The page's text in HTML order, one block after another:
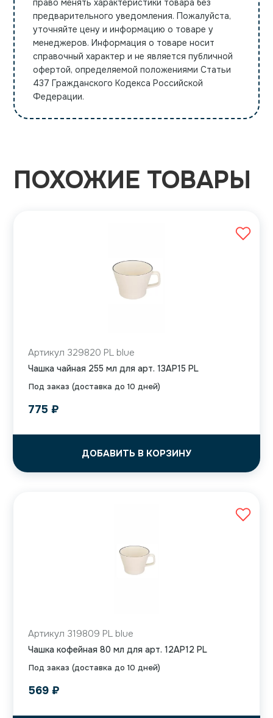
право менять характеристики товара без
предварительного уведомления. Пожалуйста,
уточняйте цену и информацию о товаре у
менеджеров. Информация о товаре носит
справочный характер и не является публичной
офертой, определяемой положениями Статьи
437 Гражданского Кодекса Российской
Федерации.
ПОХОЖИЕ ТОВАРЫ
Под заказ (доставка до 10 дней)
Артикул 329820 PL blue
Чашка чайная 255 мл для арт. 13AP15 PL
775 ₽
ДОБАВИТЬ В КОРЗИНУ
Под заказ (доставка до 10 дней)
Артикул 319809 PL blue
Чашка кофейная 80 мл для арт. 12AP12 PL
569 ₽